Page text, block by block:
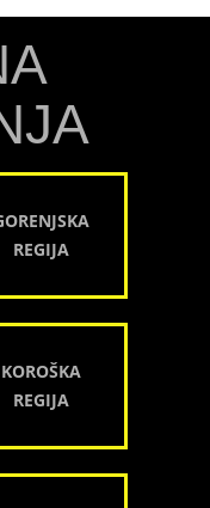
REGIJA
KOROŠKA
REGIJA